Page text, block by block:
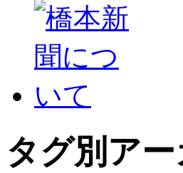
タグ別ア